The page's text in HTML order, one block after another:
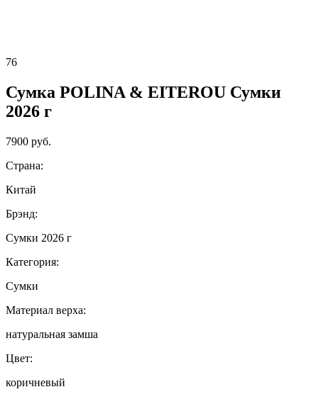
76
Сумка POLINA & EITEROU Сумки
2026 г
7900 руб.
Страна:
Китай
Брэнд:
Сумки 2026 г
Категория:
Сумки
Материал верха:
натуральная замша
Цвет:
коричневый